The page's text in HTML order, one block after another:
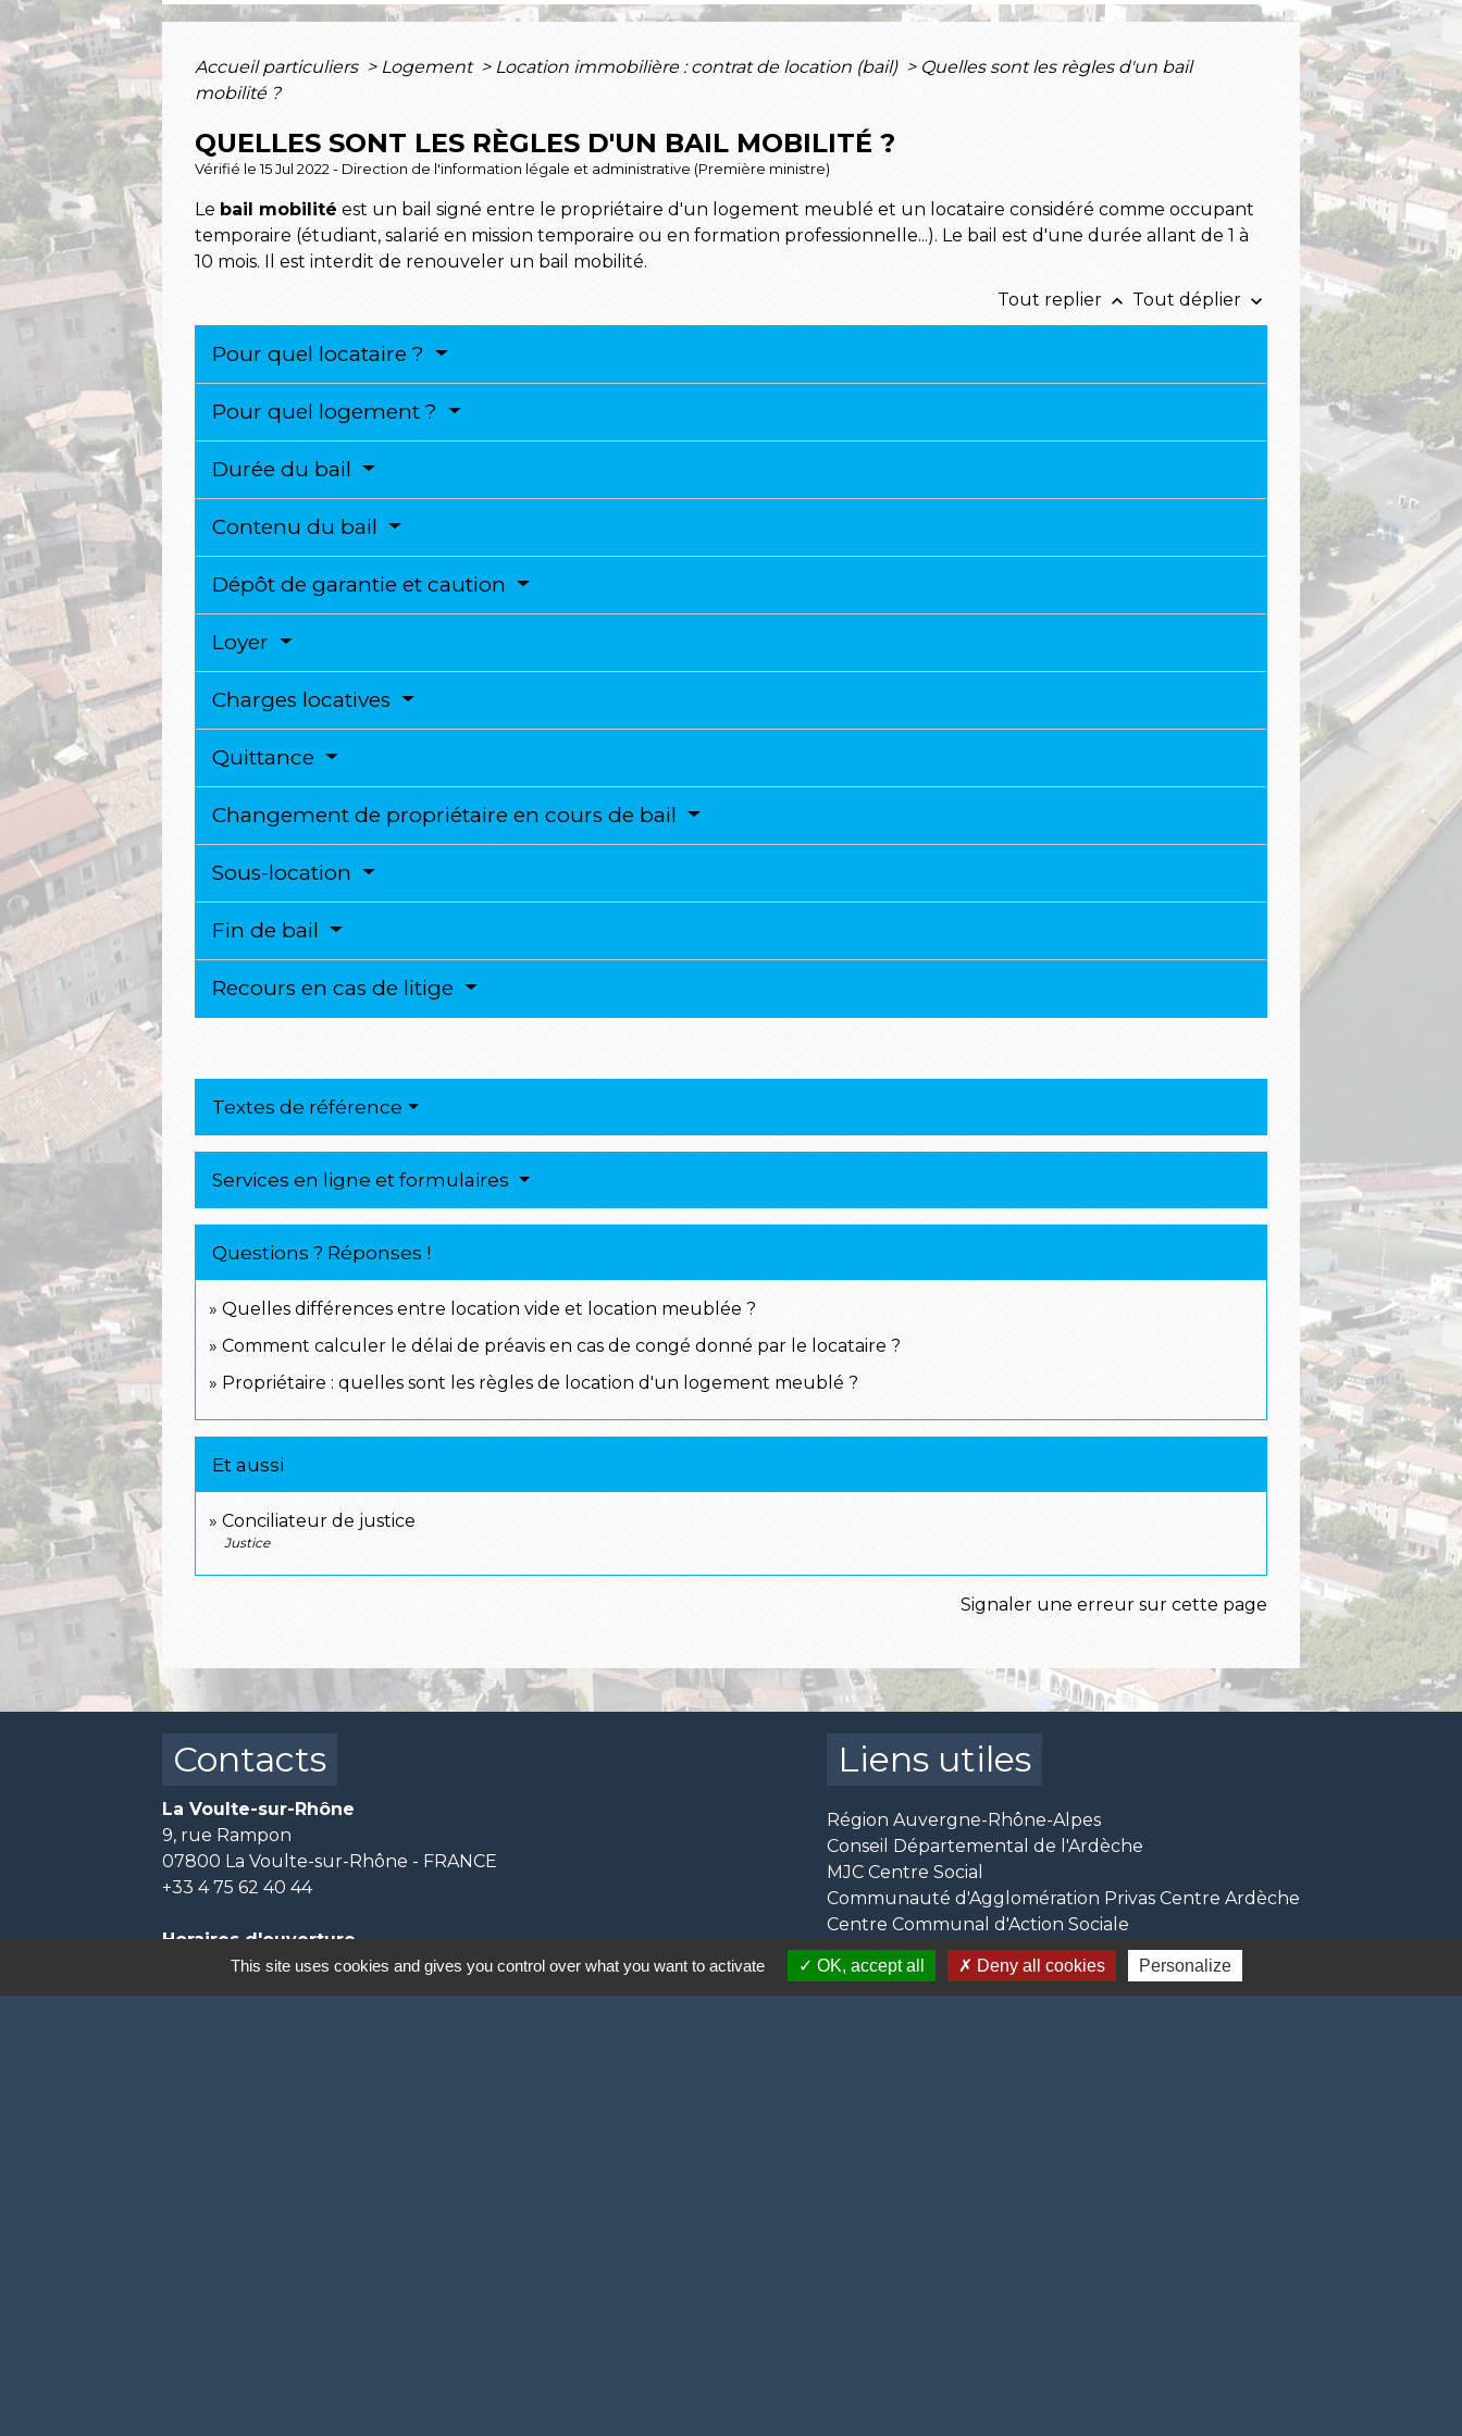
Accueil particuliers > Logement > Location immobilière : contrat de location (bail) > Quelles sont les règles d'un bail
mobilité ?
QUELLES SONT LES RÈGLES D'UN BAIL MOBILITÉ ?
Vérifié le 15 Jul 2022 - Direction de l'information légale et administrative (Première ministre)
Le bail mobilité est un bail signé entre le propriétaire d'un logement meublé et un locataire considéré comme occupant
temporaire (étudiant, salarié en mission temporaire ou en formation professionnelle...). Le bail est d'une durée allant de 1 à
10 mois. Il est interdit de renouveler un bail mobilité.
Tout replier keyboard_arrow_up Tout déplier keyboard_arrow_down
Pour quel locataire ?
Pour quel logement ?
Durée du bail
Contenu du bail
Dépôt de garantie et caution
Loyer
Charges locatives
Quittance
Changement de propriétaire en cours de bail
Sous-location
Fin de bail
Recours en cas de litige
Textes de référence
Services en ligne et formulaires
Questions ? Réponses !
Quelles différences entre location vide et location meublée ?
Comment calculer le délai de préavis en cas de congé donné par le locataire ?
Propriétaire : quelles sont les règles de location d'un logement meublé ?
Et aussi
Conciliateur de justice
Justice
Signaler une erreur sur cette page
Contacts
La Voulte-sur-Rhône
9, rue Rampon
07800 La Voulte-sur-Rhône - FRANCE
+33 4 75 62 40 44
Horaires d'ouverture
Lundi, mercredi et vendredi :
8h30- 12h & 13h15 - 17h
Liens utiles
Région Auvergne-Rhône-Alpes
Conseil Départemental de l'Ardèche
MJC Centre Social
Communauté d'Agglomération Privas Centre Ardèche
Centre Communal d'Action Sociale
This site uses cookies and gives you control over what you want to activate OK, accept all Deny all cookies Personalize